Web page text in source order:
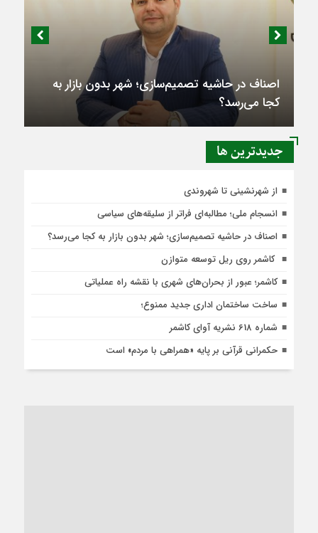
اصناف در حاشیه تصمیم‌سازی؛ شهر بدون بازار به
کجا می‌رسد؟
جديدترين ها
از شهرنشینی تا شهروندی
انسجام ملی؛ مطالبه‌ای فراتر از سلیقه‌های سیاسی
اصناف در حاشیه تصمیم‌سازی؛ شهر بدون بازار به کجا می‌رسد؟
کاشمر روی ریل توسعه متوازن
کاشمر؛ عبور از بحران‌های شهری با نقشه راه عملیاتی
ساخت ساختمان اداری جدید ممنوع؛
شماره 618 نشریه آوای کاشمر
حکمرانی قرآنی بر پایه «همراهی با مردم» است